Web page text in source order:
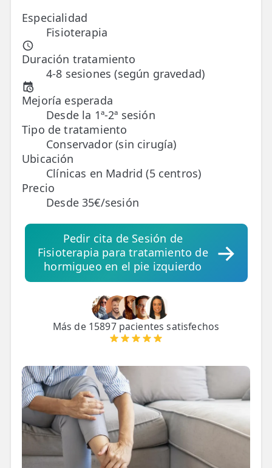
🫁 Fisioterapia Respiratoria
👶 Fisioterapia Pediátrica
TRATAMIENTOS
✅ Punción Seca
✅ Ondas de Choque
✅ EPTE - EPI
ESTÉTICA
✨ Fisioestética
✨ Drenaje Linfático Manual
✨ Presoterapia
✨ Cicatrices y Estrías
FRECUENTES
Dolor de Cabeza
Trocanteritis
Hernia Discal
Fascitis Plantar
Especialidad
Fisioterapia
Duración tratamiento
4-8 sesiones (según gravedad)
Mejoría esperada
Desde la 1ª-2ª sesión
Tipo de tratamiento
Conservador (sin cirugía)
Ubicación
Clínicas en Madrid (5 centros)
Precio
Desde 35€/sesión
Pedir cita de Sesión de
Fisioterapia para tratamiento de
hormigueo en el pie izquierdo
Más de 15897 pacientes satisfechos